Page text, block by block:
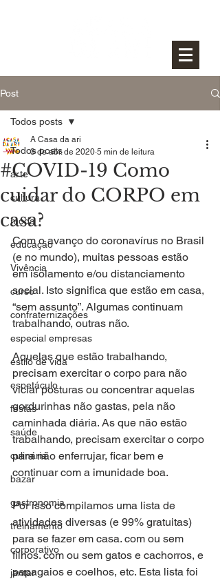
Post
Todos posts
arte
cultura
moda
educação
Vivência
curso
confraternizações
especial empresas
estilo de vida
espetáculo
festas
saúde
culinária
bazar
gastronomia
treinamento
corporativo
jantar
Todos posts
#COVID-19 Como
cuidar do CORPO em
casa?
A Casa da ari
3 de abr. de 2020 5 min de leitura
Com o avanço do coronavírus no Brasil
(e no mundo), muitas pessoas estão
em isolamento e/ou distanciamento
social. Isto significa que estão em casa,
“sem assunto”. Algumas continuam
trabalhando, outras não.
Aquelas que estão trabalhando,
precisam exercitar o corpo para não
viciar posturas ou concentrar aquelas
gordurinhas não gastas, pela não
caminhada diária. As que não estão
trabalhando, precisam exercitar o corpo
para não enferrujar, ficar bem e
continuar com a imunidade boa.
Por isso compilamos uma lista de
atividades diversas (e 99% gratuitas)
para se fazer em casa. com ou sem
filhos. com ou sem gatos e cachorros, e
papagaios e coelhos, etc. Esta lista foi